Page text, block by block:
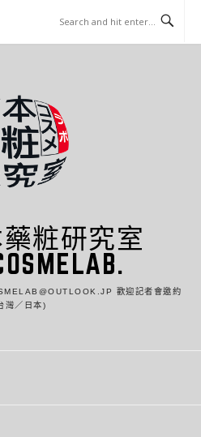
粧研究室
歡迎記者會邀約
灣／日本)